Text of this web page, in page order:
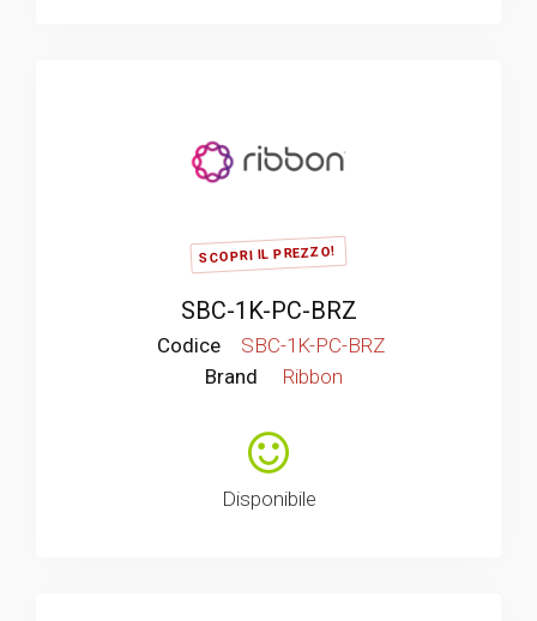
SCOPRI IL PREZZO!
SBC-1K-PC-BRZ
Codice
SBC-1K-PC-BRZ
Brand
Ribbon
Disponibile